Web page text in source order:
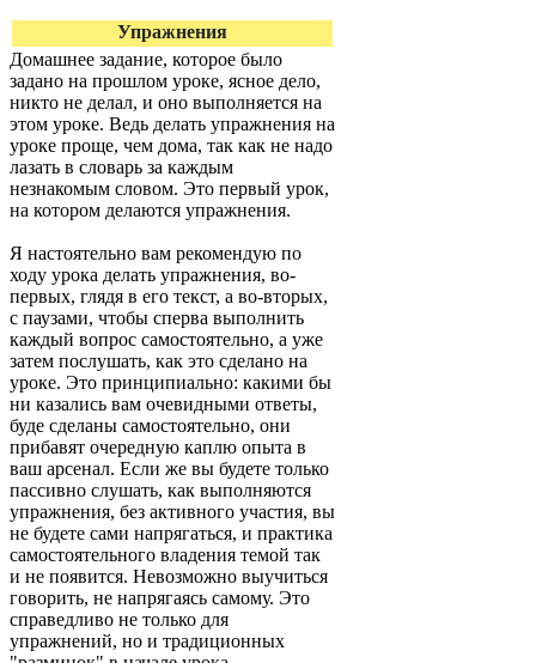
Упражнения
Домашнее задание, которое было
задано на прошлом уроке, ясное дело,
никто не делал, и оно выполняется на
этом уроке. Ведь делать упражнения на
уроке проще, чем дома, так как не надо
лазать в словарь за каждым
незнакомым словом. Это первый урок,
на котором делаются упражнения.
Я настоятельно вам рекомендую по
ходу урока делать упражнения, во-
первых, глядя в его текст, а во-вторых,
с паузами, чтобы сперва выполнить
каждый вопрос самостоятельно, а уже
затем послушать, как это сделано на
уроке. Это принципиально: какими бы
ни казались вам очевидными ответы,
буде сделаны самостоятельно, они
прибавят очередную каплю опыта в
ваш арсенал. Если же вы будете только
пассивно слушать, как выполняются
упражнения, без активного участия, вы
не будете сами напрягаться, и практика
самостоятельного владения темой так
и не появится. Невозможно выучиться
говорить, не напрягаясь самому. Это
справедливо не только для
упражнений, но и традиционных